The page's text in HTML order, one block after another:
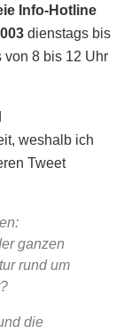
Info-Hotline
dienstags bis
von 8 bis 12 Uhr
weshalb ich
Tweet
ganzen
rund um
die